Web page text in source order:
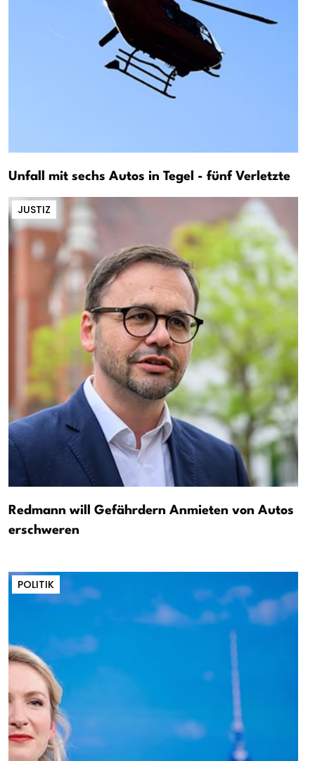
Unfall mit sechs Autos in Tegel - fünf Verletzte
JUSTIZ
Redmann will Gefährdern Anmieten von Autos
erschweren
POLITIK